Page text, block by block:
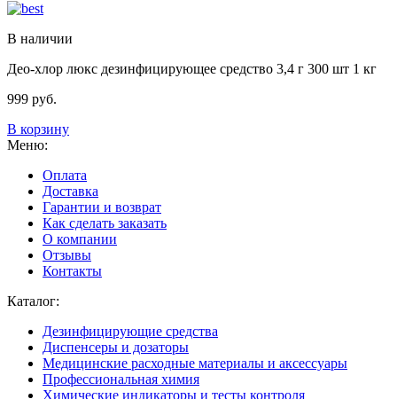
В наличии
Део-хлор люкс дезинфицирующее средство 3,4 г 300 шт 1 кг
999 руб.
В корзину
Меню:
Оплата
Доставка
Гарантии и возврат
Как сделать заказать
О компании
Отзывы
Контакты
Каталог:
Дезинфицирующие средства
Диспенсеры и дозаторы
Медицинские расходные материалы и аксессуары
Профессиональная химия
Химические индикаторы и тесты контроля